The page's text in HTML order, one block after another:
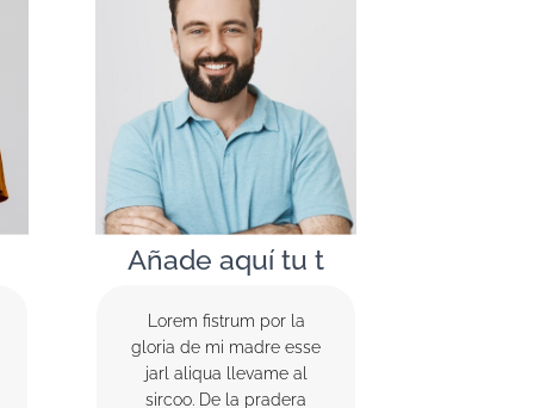
Añade aquí tu t
Lorem fistrum por la
gloria de mi madre esse
jarl aliqua llevame al
sircoo. De la pradera